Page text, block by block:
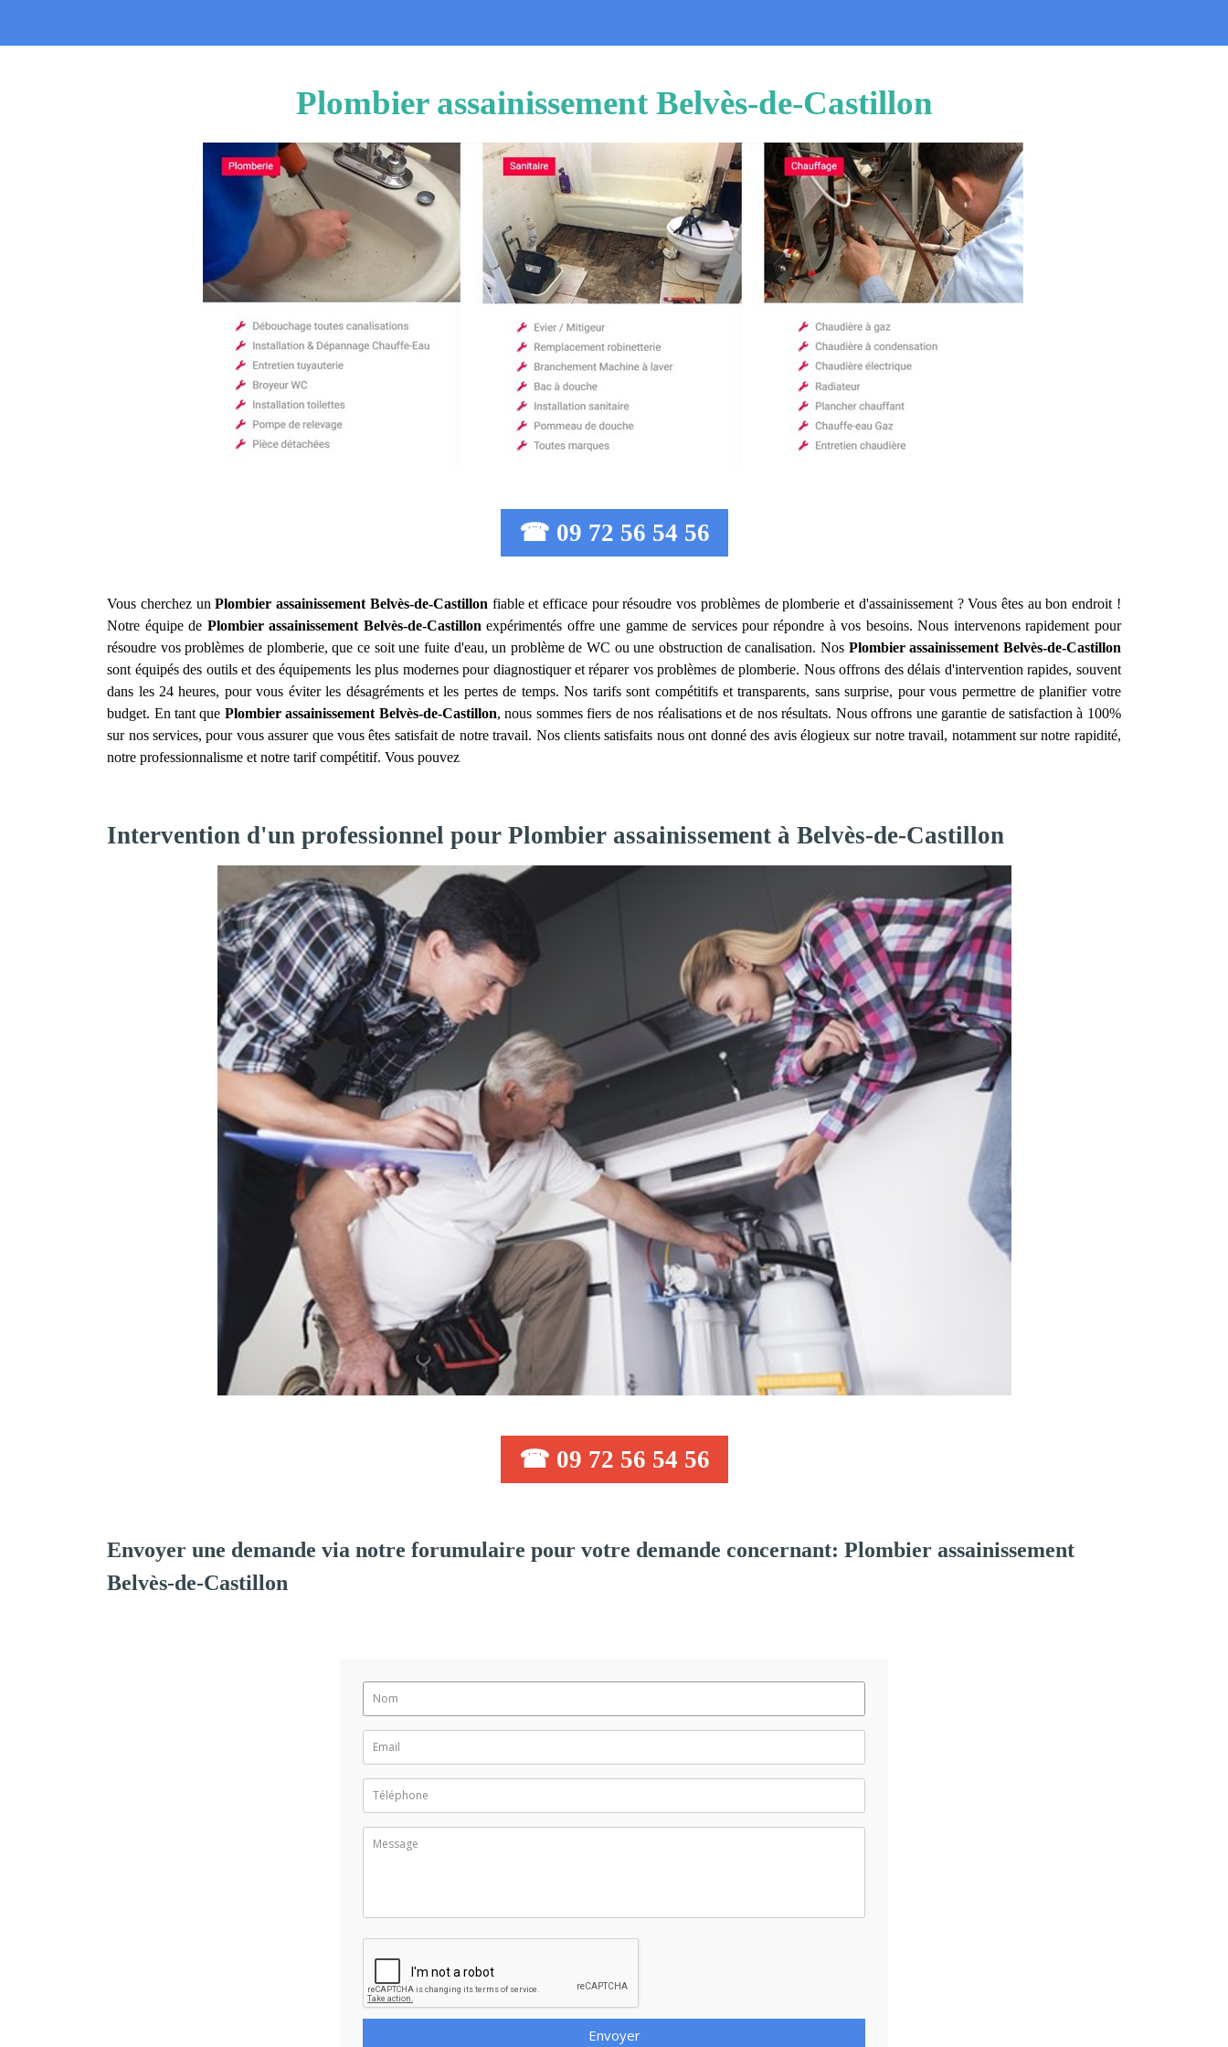
Plombier assainissement Belvès-de-Castillon
☎ 09 72 56 54 56
Vous cherchez unPlombier assainissement Belvès-de-Castillon fiable et efficace pour résoudre vos problèmes de plomberie et d'assainissement ? Vous êtes au bon endroit !
Notre équipe de Plombier assainissement Belvès-de-Castillon expérimentés offre une gamme de services pour répondre à vos besoins. Nous intervenons rapidement pour
résoudre vos problèmes de plomberie, que ce soit une fuite d'eau, un problème de WC ou une obstruction de canalisation. Nos Plombier assainissement Belvès-de-Castillon
sont équipés des outils et des équipements les plus modernes pour diagnostiquer et réparer vos problèmes de plomberie. Nous offrons des délais d'intervention rapides, souvent
dans les 24 heures, pour vous éviter les désagréments et les pertes de temps. Nos tarifs sont compétitifs et transparents, sans surprise, pour vous permettre de planifier votre
budget. En tant que Plombier assainissement Belvès-de-Castillon, nous sommes fiers de nos réalisations et de nos résultats. Nous offrons une garantie de satisfaction à 100%
sur nos services, pour vous assurer que vous êtes satisfait de notre travail. Nos clients satisfaits nous ont donné des avis élogieux sur notre travail, notamment sur notre rapidité,
notre professionnalisme et notre tarif compétitif. Vous pouvez
Intervention d'un professionnel pour Plombier assainissement à Belvès-de-Castillon
☎ 09 72 56 54 56
Envoyer une demande via notre forumulaire pour votre demande concernant: Plombier assainissement
Belvès-de-Castillon
Envoyer